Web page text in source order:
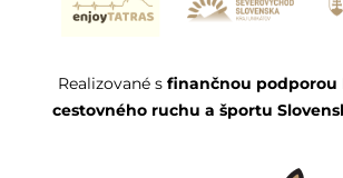
Realizované s finančnou podporou
cestovného ruchu a športu